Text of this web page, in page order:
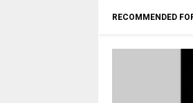
RECOMMENDED